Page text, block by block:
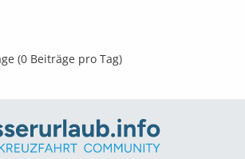
(0 Beiträge pro Tag)